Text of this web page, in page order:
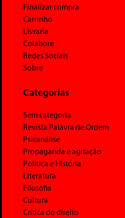
Finalizar compra
Carrinho
Livraria
Colabore
Redes Sociais
Sobre
Categorias
Sem categoria
Revista Palavra de Ordem
Psicanálise
Propaganda e agitação
Política e História
Literatura
Filosofia
Cultura
Crítica do direito